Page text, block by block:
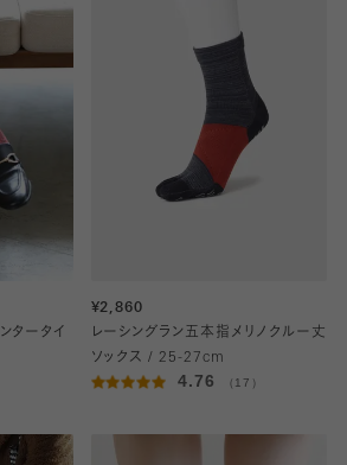
タータイ
¥2,860
レーシングラン五本指メリノクルー丈
ソックス / 25-27cm
4.76 （17）